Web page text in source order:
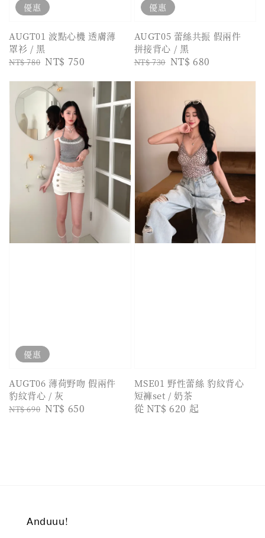
優惠
AUGT01 波點心機 透膚薄
罩衫 / 黑
Regular
NT$ 780 Sale
NT$ 750
優惠
AUGT05 蕾絲共振 假兩件
拼接背心 / 黑
Regular
NT$ 730 Sale
NT$ 680
優惠
AUGT06 薄荷野吻 假兩件
豹紋背心 / 灰
Regular
NT$ 690 Sale
NT$ 650
MSE01 野性蕾絲 豹紋背心
短褲set / 奶茶
Regular
從 NT$ 620 起
𝖠𝗇𝖽𝗎𝗎𝗎!